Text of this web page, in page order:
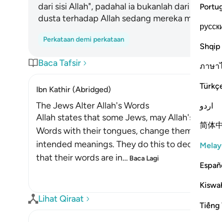
Shqip
ภาษา
اردو
简体
Tiếng
dari sisi Allah", padahal ia bukanlah dari sisi
dusta terhadap Allah sedang mereka
Perkataan demi perkataan
Baca Tafsir
Ibn Kathir (Abridged)
The Jews Alter Allah's Words
Allah states that some Jews, may Allah's
Words with their tongues, change them from
intended meanings. They do this to deceive
that their words are in… Baca Lagi
Lihat Qiraat